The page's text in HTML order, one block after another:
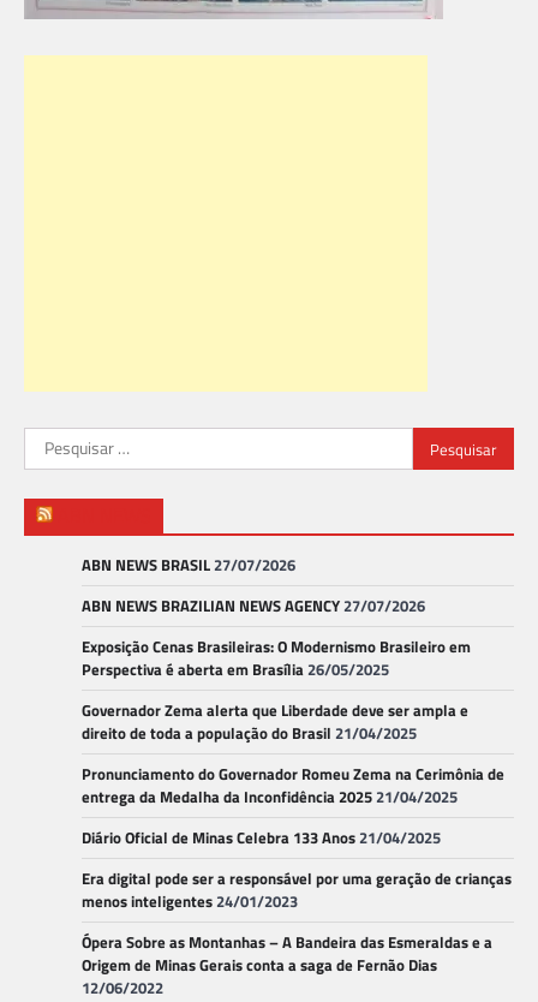
Pesquisar
por:
ABN NEWS BRASIL27/07/2026
ABN NEWS BRAZILIAN NEWS AGENCY27/07/2026
Exposição Cenas Brasileiras: O Modernismo Brasileiro em
Perspectiva é aberta em Brasília26/05/2025
Governador Zema alerta que Liberdade deve ser ampla e
direito de toda a população do Brasil 21/04/2025
Pronunciamento do Governador Romeu Zema na Cerimônia de
entrega da Medalha da Inconfidência 202521/04/2025
Diário Oficial de Minas Celebra 133 Anos21/04/2025
Era digital pode ser a responsável por uma geração de crianças
menos inteligentes24/01/2023
Ópera Sobre as Montanhas – A Bandeira das Esmeraldas e a
Origem de Minas Gerais conta a saga de Fernão Dias
12/06/2022